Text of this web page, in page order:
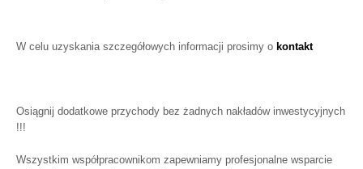
W celu uzyskania szczegółowych informacji prosimy o kontakt
Osiągnij dodatkowe przychody bez żadnych nakładów inwestycyjnych
!!!
Wszystkim współpracownikom zapewniamy profesjonalne wsparcie